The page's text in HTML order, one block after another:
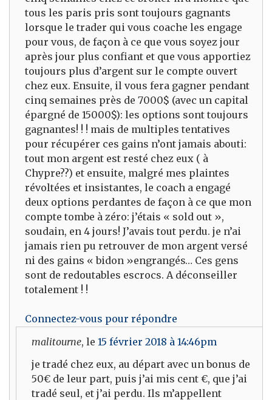
tous les paris pris sont toujours gagnants
lorsque le trader qui vous coache les engage
pour vous, de façon à ce que vous soyez jour
après jour plus confiant et que vous apportiez
toujours plus d’argent sur le compte ouvert
chez eux. Ensuite, il vous fera gagner pendant
cinq semaines près de 7000$ (avec un capital
épargné de 15000$): les options sont toujours
gagnantes! ! ! mais de multiples tentatives
pour récupérer ces gains n’ont jamais abouti:
tout mon argent est resté chez eux ( à
Chypre??) et ensuite, malgré mes plaintes
révoltées et insistantes, le coach a engagé
deux options perdantes de façon à ce que mon
compte tombe à zéro: j’étais « sold out »,
soudain, en 4 jours! J’avais tout perdu. je n’ai
jamais rien pu retrouver de mon argent versé
ni des gains « bidon »engrangés… Ces gens
sont de redoutables escrocs. A déconseiller
totalement ! !
Connectez-vous pour répondre
malitourne, le 15 février 2018 à 14:46pm
je tradé chez eux, au départ avec un bonus de
50€ de leur part, puis j’ai mis cent €, que j’ai
tradé seul, et j’ai perdu. Ils m’appellent